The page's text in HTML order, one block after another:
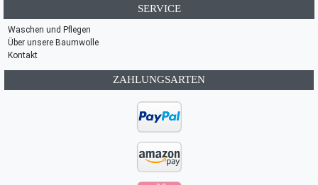
SERVICE
Waschen und Pflegen
Über unsere Baumwolle
Kontakt
ZAHLUNGSARTEN